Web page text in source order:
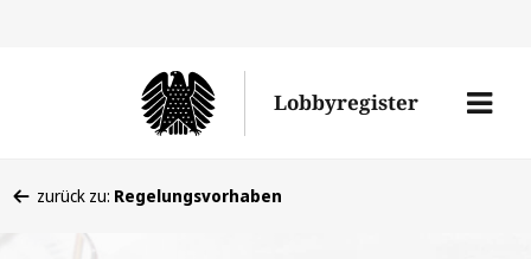
Lobbyregister
Menü
befinden
zurück zu: Regelungsvorhaben